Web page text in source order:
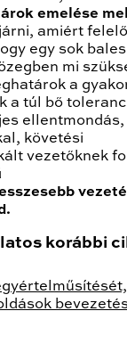
emelése
amiért
egy sok
mi
a
a túl bő
ellentmondás,
követési
vezetőknek
korábbi